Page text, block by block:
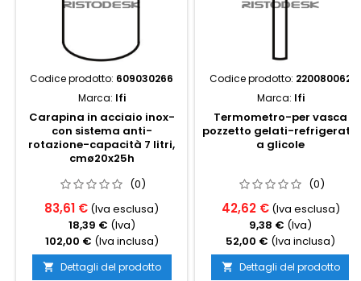
Codice prodotto: 609030266
Marca: Ifi
Carapina in acciaio inox-
con sistema anti-
rotazione-capacità 7 litri,
cmø20x25h
(0)
83,61 € (Iva esclusa)
18,39 € (Iva)
102,00 € (Iva inclusa)
 Dettagli del prodotto
Codice prodotto: 220080062
Marca: Ifi
Termometro-per vasca
pozzetto gelati-refrigerata
a glicole
(0)
42,62 € (Iva esclusa)
9,38 € (Iva)
52,00 € (Iva inclusa)
 Dettagli del prodotto